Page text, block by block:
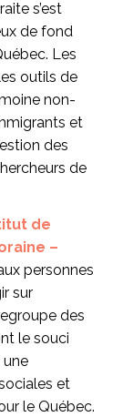
s’est
de fond
Les
outils de
non-
et
des
de
de
–
personnes
sur
des
le souci
une
et
le Québec.